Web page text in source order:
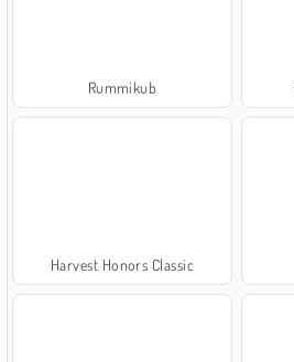
Rummikub
Harvest Honors Classic